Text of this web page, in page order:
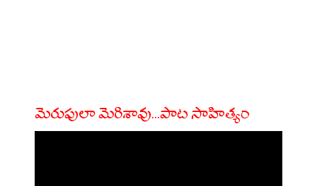
మెరుపులా మెరిశావు...పాట సాహిత్యం